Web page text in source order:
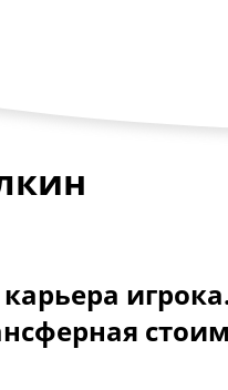
Украины
Лига
Лига
>>>